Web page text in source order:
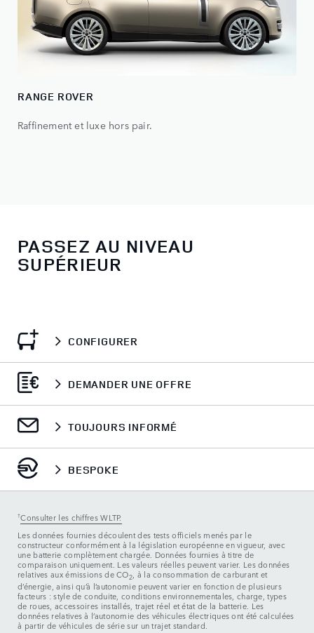
RANGE ROVER
Raffinement et luxe hors pair.
PASSEZ AU NIVEAU
SUPÉRIEUR
CONFIGURER
DEMANDER UNE OFFRE
TOUJOURS INFORMÉ
BESPOKE
†Consulter les chiffres WLTP.
Les données fournies découlent des tests officiels menés par le
constructeur conformément à la législation européenne en vigueur, avec
une batterie complètement chargée. Données fournies à titre de
comparaison uniquement. Les valeurs réelles peuvent varier. Les données
relatives aux émissions de CO2, à la consommation de carburant et
d’énergie, ainsi qu’à l’autonomie peuvent varier en fonction de plusieurs
facteurs : style de conduite, conditions environnementales, charge, types
de roues, accessoires installés, trajet réel et état de la batterie. Les
données relatives à l’autonomie des véhicules électriques ont été calculées
à partir de véhicules de série sur un trajet standard.